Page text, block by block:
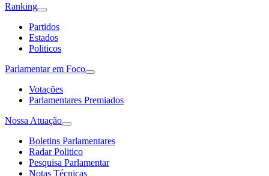
Ranking
Partidos
Estados
Politicos
Parlamentar em Foco
Votações
Parlamentares Premiados
Nossa Atuação
Boletins Parlamentares
Radar Politico
Pesquisa Parlamentar
Notas Técnicas